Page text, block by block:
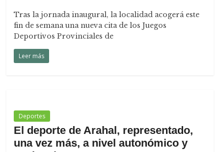
Tras la jornada inaugural, la localidad acogerá este
fin de semana una nueva cita de los Juegos
Deportivos Provinciales de
Leer más
Deportes
El deporte de Arahal, representado,
una vez más, a nivel autonómico y